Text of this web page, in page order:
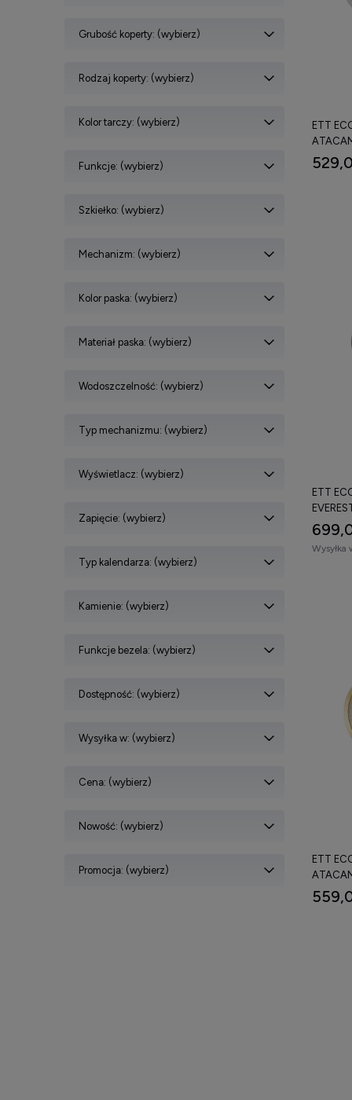
Grubość koperty: (wybierz)
Rodzaj koperty: (wybierz)
Kolor tarczy: (wybierz)
Funkcje: (wybierz)
Szkiełko: (wybierz)
Mechanizm: (wybierz)
Kolor paska: (wybierz)
Materiał paska: (wybierz)
Wodoszczelność: (wybierz)
Typ mechanizmu: (wybierz)
Wyświetlacz: (wybierz)
Zapięcie: (wybierz)
Typ kalendarza: (wybierz)
Kamienie: (wybierz)
Funkcje bezela: (wybierz)
Dostępność: (wybierz)
Wysyłka w: (wybierz)
Cena: (wybierz)
Nowość: (wybierz)
Promocja: (wybierz)
Zegarki
Zegarki
Sprawdź
ETT
ETT
Wysyłka
ETT